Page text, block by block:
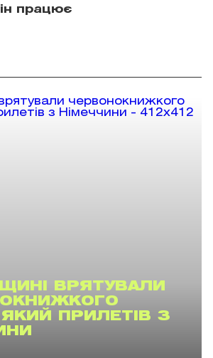
працює
ВРЯТУВАЛИ
ПРИЛЕТІВ З